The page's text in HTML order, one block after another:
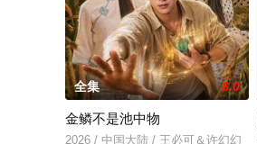
全集 6.0
金鳞不是池中物
2026 / 中国大陆 / 王必可＆许幻幻